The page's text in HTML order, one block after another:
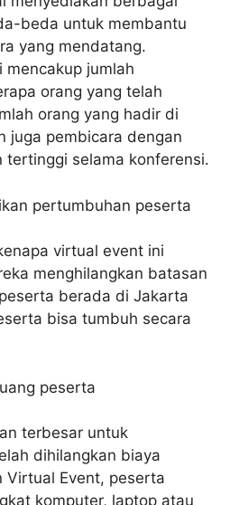
beda untuk membantu
yang mendatang.
mencakup jumlah
orang yang telah
orang yang hadir di
juga pembicara dengan
selama konferensi.
pertumbuhan peserta
virtual event ini
menghilangkan batasan
berada di Jakarta
bisa tumbuh secara
peserta
terbesar untuk
dihilangkan biaya
Virtual Event, peserta
komputer, laptop atau